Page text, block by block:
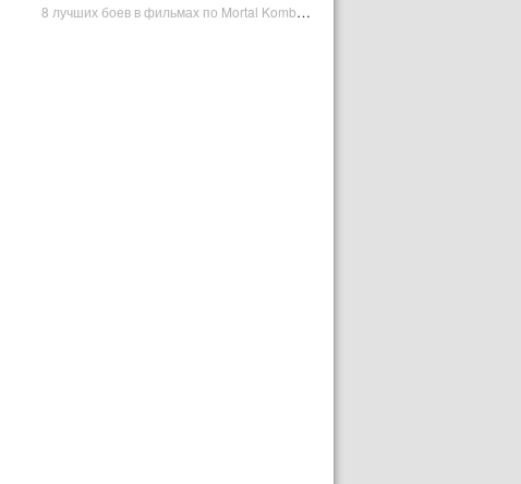
8 лучших боев в фильмах по Mortal Kombat: от «Смертельной битвы» до «Мортал Комбат 2» | Plugged In Ru